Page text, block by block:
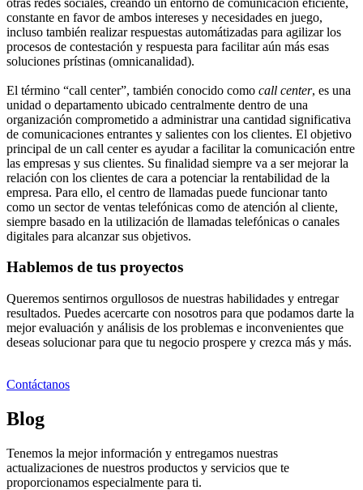
constante en favor de ambos intereses y necesidades en juego,
incluso también realizar respuestas automátizadas para agilizar los
procesos de contestación y respuesta para facilitar aún más esas
soluciones prístinas (omnicanalidad).
El término “call center”, también conocido como call center, es una
unidad o departamento ubicado centralmente dentro de una
organización comprometido a administrar una cantidad significativa
de comunicaciones entrantes y salientes con los clientes. El objetivo
principal de un call center es ayudar a facilitar la comunicación entre
las empresas y sus clientes. Su finalidad siempre va a ser mejorar la
relación con los clientes de cara a potenciar la rentabilidad de la
empresa. Para ello, el centro de llamadas puede funcionar tanto
como un sector de ventas telefónicas como de atención al cliente,
siempre basado en la utilización de llamadas telefónicas o canales
digitales para alcanzar sus objetivos.
Hablemos de tus proyectos
Queremos sentirnos orgullosos de nuestras habilidades y entregar
resultados. Puedes acercarte con nosotros para que podamos darte la
mejor evaluación y análisis de los problemas e inconvenientes que
deseas solucionar para que tu negocio prospere y crezca más y más.
Contáctanos
Blog
Tenemos la mejor información y entregamos nuestras
actualizaciones de nuestros productos y servicios que te
proporcionamos especialmente para ti.